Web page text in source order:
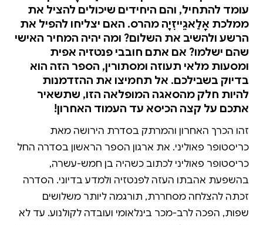
עומד להתחיל, והם היחידים שיכולים להציל את
ממלכת אָלַאגֵייזִיָה מהרס. האם יצליחו להפיל את
הרשע ולהשיב את השלום? ומה יהיה המחיר האישי
שהם ישלמו? אם אתם חובבי פנטזיה אפית
ומסעות מלאי תעוזה ומסתורין, הספר הזה הוא
בדיוק בשבילכם. אל תחמיצו את ההזדמנות
להיות חלק מהסאגה המופלאה הזו, שתשאיר
אתכם על קצה הכיסא עד העמוד האחרון!
זהו הכרך האחרון והמרתק בסדרת הירושה מאת
כריסטופר פאוליני. את ארגון הספר הראשון בסדרה החל
כריסטופר פאוליני לכתוב כשהיה בן חמש-עשרה,
בהשפעת אהבתו העזה לפנטזיה ולמדע בדיוני. הסדרה
זכתה להצלחה מסחררת, תורגמה ליותר משלושים
שפות, הפכה לרב-מכר בינלאומי ועובדה לקולנוע. עד לא